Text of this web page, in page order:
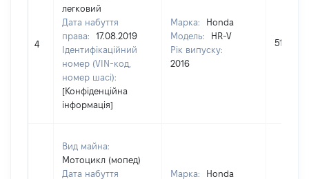
4
легковий
Дата набуття
права:
17.08.2019
Ідентифікаційний
номер (VIN-код,
номер шасі):
[Конфіденційна
інформація]
Марка:
Honda
Модель:
HR-V
Рік випуску:
2016
512000
Вид майна:
Мотоцикл (мопед)
Дата набуття
Марка:
Honda